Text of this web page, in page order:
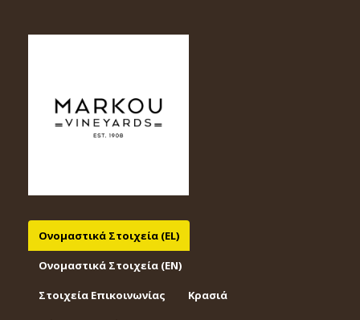
Ονομαστικά Στοιχεία (EL)
Ονομαστικά Στοιχεία (EΝ)
Στοιχεία Επικοινωνίας Κρασιά